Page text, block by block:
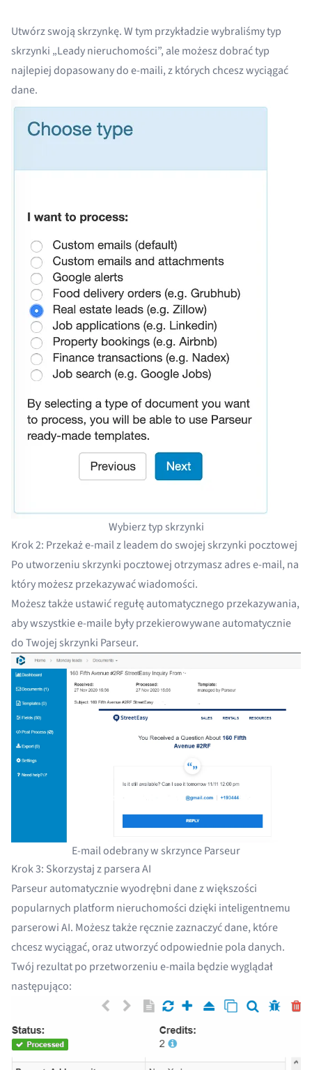
Utwórz swoją skrzynkę. W tym przykładzie wybraliśmy typ
skrzynki „Leady nieruchomości”, ale możesz dobrać typ
najlepiej dopasowany do e-maili, z których chcesz wyciągać
dane.
Wybierz typ skrzynki
Krok 2: Przekaż e-mail z leadem do swojej skrzynki pocztowej
Po utworzeniu skrzynki pocztowej otrzymasz adres e-mail, na
który możesz przekazywać wiadomości.
Możesz także ustawićregułę automatycznego przekazywania,
aby wszystkie e-maile były przekierowywane automatycznie
do Twojej skrzynki Parseur.
E-mail odebrany w skrzynce Parseur
Krok 3: Skorzystaj z parsera AI
Parseur automatycznie wyodrębni dane z większości
popularnych platform nieruchomości dzięki inteligentnemu
parserowi AI. Możesz także ręcznie zaznaczyć dane, które
chcesz wyciągać, orazutworzyć odpowiednie pola danych.
Twój rezultat po przetworzeniu e-maila będzie wyglądał
następująco: